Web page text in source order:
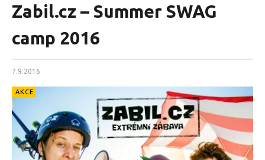
Zabil.cz – Summer SWAG
camp 2016
7.9.2016
AKCE